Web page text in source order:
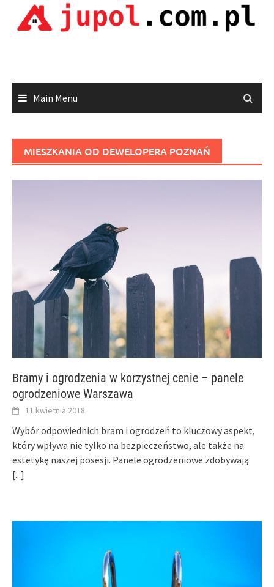
Main Menu
MIESZKANIA OD DEWELOPERA POZNAŃ
Bramy i ogrodzenia w korzystnej cenie – panele
ogrodzeniowe Warszawa
11 kwietnia 2018
Wybór odpowiednich bram i ogrodzeń to kluczowy aspekt,
który wpływa nie tylko na bezpieczeństwo, ale także na
estetykę naszej posesji. Panele ogrodzeniowe zdobywają
[...]